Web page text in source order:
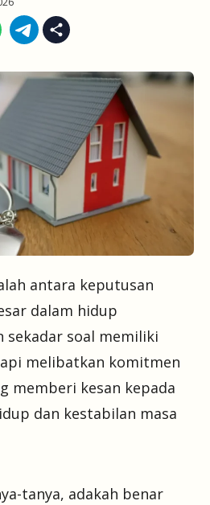
antara keputusan
dalam hidup
sekadar soal memiliki
melibatkan komitmen
memberi kesan kepada
dan kestabilan masa
tanya, adakah benar